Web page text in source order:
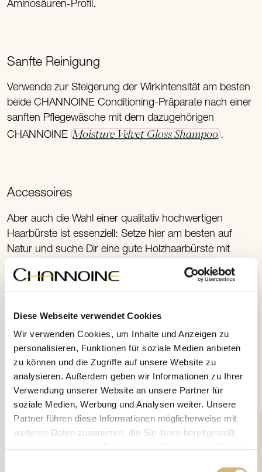
Diese Webseite verwendet Cookies
Wir verwenden Cookies, um Inhalte und Anzeigen zu
personalisieren, Funktionen für soziale Medien anbieten
zu können und die Zugriffe auf unsere Website zu
analysieren. Außerdem geben wir Informationen zu Ihrer
Verwendung unserer Website an unsere Partner für
soziale Medien, Werbung und Analysen weiter. Unsere
Partner führen diese Informationen möglicherweise mit
weiteren Daten zusammen, die Sie ihnen bereitgestellt
Aminosäuren-Profil.
Sanfte Reinigung
Verwende zur Steigerung der Wirkintensität am besten
beide CHANNOINE Conditioning-Präparate nach einer
sanften Pflegewäsche mit dem dazugehörigen
CHANNOINE Moisture Velvet Gloss Shampoo .
Accessoires
Aber auch die Wahl einer qualitativ hochwertigen
Haarbürste ist essenziell: Setze hier am besten auf
Natur und suche Dir eine gute Holzhaarbürste mit
Wildschweinborsten, auch wenn Du dafür ein paar
Euro mehr investieren musst. Deine Haare, die Deine
gepflegte Erscheinung ganz entscheidend prägen,
werden es Dir mit einem überzeugenden Glanz und
Unsere Empfehlung